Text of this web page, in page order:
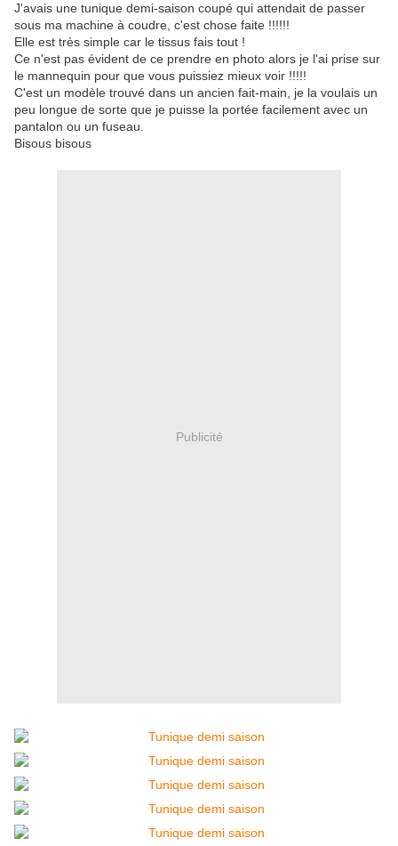
J'avais une tunique demi-saison coupé qui attendait de passer
sous ma machine à coudre, c'est chose faite !!!!!!
Elle est très simple car le tissus fais tout !
Ce n'est pas évident de ce prendre en photo alors je l'ai prise sur
le mannequin pour que vous puissiez mieux voir !!!!!
C'est un modèle trouvé dans un ancien fait-main, je la voulais un
peu longue de sorte que je puisse la portée facilement avec un
pantalon ou un fuseau.
Bisous bisous
Publicité